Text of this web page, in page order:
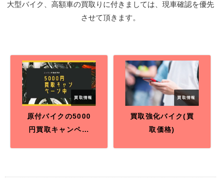
大型バイク、高額車の買取りに付きましては、現車確認を優先
させて頂きます。
買取情報
原付バイクの5000
円買取キャンペー
買取情報
買取強化バイク(買
取価格)